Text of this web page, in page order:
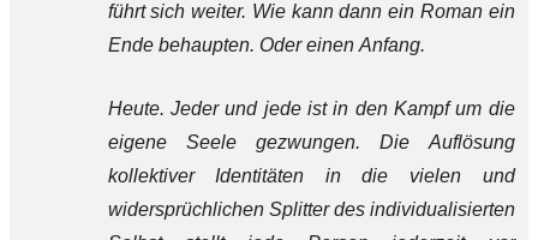
führt sich weiter. Wie kann dann ein Roman ein
Ende behaupten. Oder einen Anfang.
Heute. Jeder und jede ist in den Kampf um die
eigene Seele gezwungen. Die Auflösung
kollektiver Identitäten in die vielen und
widersprüchlichen Splitter des individualisierten